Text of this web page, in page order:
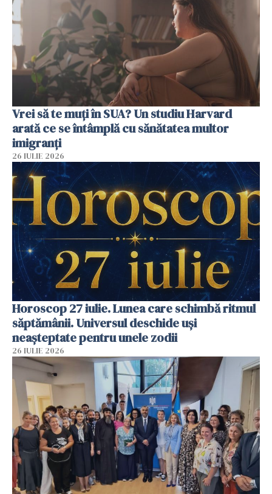
Vrei să te muți în SUA? Un studiu Harvard
arată ce se întâmplă cu sănătatea multor
imigranți
26 IULIE 2026
Horoscop 27 iulie. Lunea care schimbă ritmul
săptămânii. Universul deschide uși
neașteptate pentru unele zodii
26 IULIE 2026